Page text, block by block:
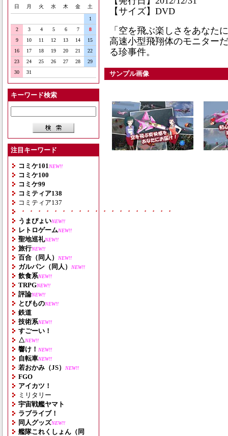
日 月 火 水 木 金 土
1
2
3 4 5 6 7
8
9
10 11 12 13 14
15
16
17 18 19 20 21
22
23
24 25 26 27 28
29
30
31
キーワード検索
注目キーワード
コミケ101 NEW!!
コミケ100
コミケ99
コミティア138
コミティア137
・・・・・・・・・・・・・・・・・・・
うまぴょいNEW!!
レトロゲームNEW!!
聖地巡礼NEW!!
旅行NEW!!
百合（同人） NEW!!
ガルパン（同人） NEW!!
飲食系NEW!!
TRPGNEW!!
評論NEW!!
とびものNEW!!
鉄道
技術系NEW!!
すごーい！
△NEW!!
響け！ NEW!!
自転車NEW!!
若おかみ（JS） NEW!!
FGO
アイカツ！
ミリタリー
宇宙戦艦ヤマト
ラブライブ！
同人グッズNEW!!
艦隊これくしょん（同
【サイズ】DVD
「空を飛ぶ楽しさをあなた
高速小型飛翔体のモニター
る珍事件。
サンプル画像